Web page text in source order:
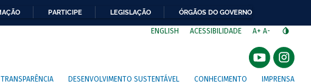
PARTICIPE LEGISLAÇÃO ÓRGÃOS DO GOVERNO
ENGLISH ACESSIBILIDADE A+ A-
TRANSPARÊNCIA DESENVOLVIMENTO SUSTENTÁVEL CONHECIMENTO IMPRENSA